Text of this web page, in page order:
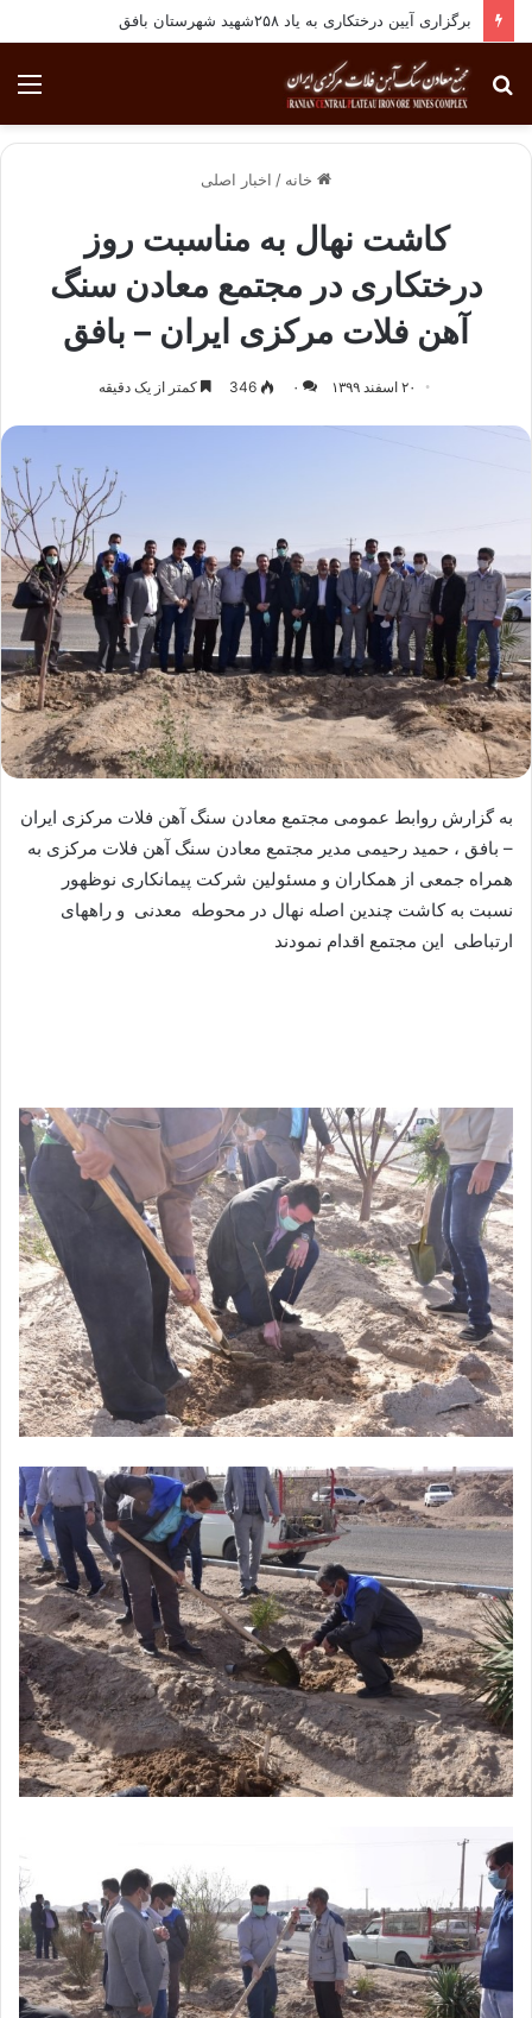
برگزاری آیین درختکاری به یاد ۲۵۸شهید شهرستان بافق
جستجو
برای
خانه / اخبار اصلی
کاشت نهال به مناسبت روز
درختکاری در مجتمع معادن سنگ
آهن فلات مرکزی ایران – بافق
۲۰ اسفند ۱۳۹۹ ۰ 346 کمتر از یک دقیقه
به گزارش روابط عمومی مجتمع معادن سنگ آهن فلات مرکزی ایران
– بافق ، حمید رحیمی مدیر مجتمع معادن سنگ آهن فلات مرکزی به
همراه جمعی از همکاران و مسئولین شرکت پیمانکاری نوظهور
نسبت به کاشت چندین اصله نهال در محوطه معدنی و راههای
ارتباطی این مجتمع اقدام نمودند